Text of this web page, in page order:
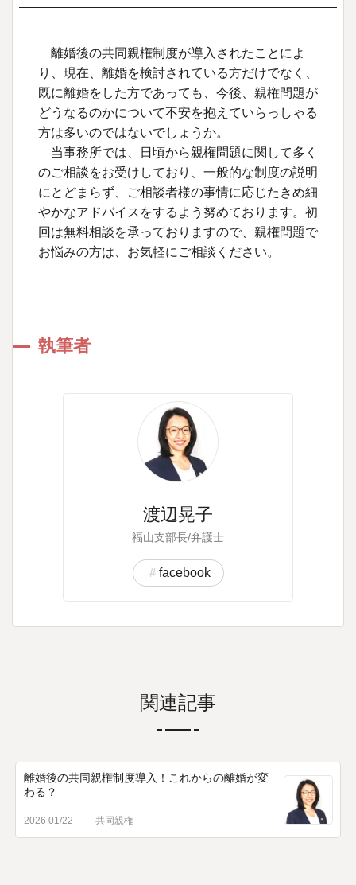
離婚後の共同親権制度が導入されたことによ
り、現在、離婚を検討されている方だけでなく、
既に離婚をした方であっても、今後、親権問題が
どうなるのかについて不安を抱えていらっしゃる
方は多いのではないでしょうか。
当事務所では、日頃から親権問題に関して多く
のご相談をお受けしており、一般的な制度の説明
にとどまらず、ご相談者様の事情に応じたきめ細
やかなアドバイスをするよう努めております。初
回は無料相談を承っておりますので、親権問題で
お悩みの方は、お気軽にご相談ください。
執筆者
渡辺晃子
福山支部長/弁護士
facebook
関連記事
離婚後の共同親権制度導入！これからの離婚が変
わる？
2026 01/22 共同親権